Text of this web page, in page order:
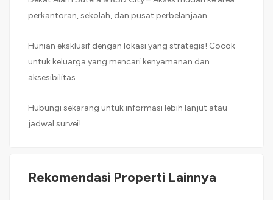
perkantoran, sekolah, dan pusat perbelanjaan
Hunian eksklusif dengan lokasi yang strategis! Cocok
untuk keluarga yang mencari kenyamanan dan
aksesibilitas.
Hubungi sekarang untuk informasi lebih lanjut atau
jadwal survei!
Rekomendasi Properti Lainnya